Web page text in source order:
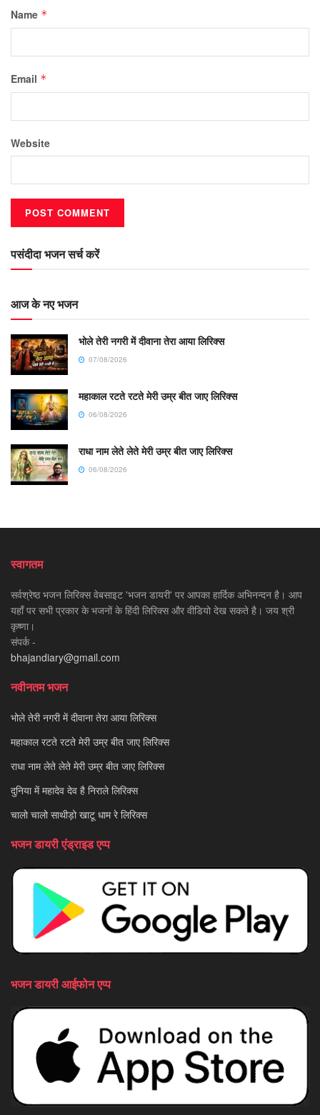
Name *
Email *
Website
पसंदीदा भजन सर्च करें
आज के नए भजन
भोले तेरी नगरी में दीवाना तेरा आया लिरिक्स
07/08/2026
महाकाल रटते रटते मेरी उम्र बीत जाए लिरिक्स
06/08/2026
राधा नाम लेते लेते मेरी उम्र बीत जाए लिरिक्स
06/08/2026
स्वागतम
सर्वश्रेष्ठ भजन लिरिक्स वेबसाइट 'भजन डायरी' पर आपका हार्दिक अभिनन्दन है। आप
यहाँ पर सभी प्रकार के भजनों के हिंदी लिरिक्स और वीडियो देख सकते है। जय श्री
कृष्णा।
संपर्क -
bhajandiary@gmail.com
नवीनतम भजन
भोले तेरी नगरी में दीवाना तेरा आया लिरिक्स
महाकाल रटते रटते मेरी उम्र बीत जाए लिरिक्स
राधा नाम लेते लेते मेरी उम्र बीत जाए लिरिक्स
दुनिया में महादेव देव है निराले लिरिक्स
चालो चालो साथीड़ो खाटू धाम रे लिरिक्स
भजन डायरी एंड्राइड एप्प
भजन डायरी आईफोन एप्प